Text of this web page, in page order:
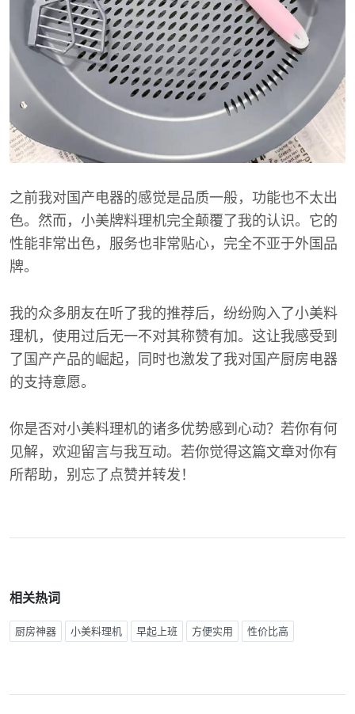
之前我对国产电器的感觉是品质一般，功能也不太出
色。然而，小美牌料理机完全颠覆了我的认识。它的
性能非常出色，服务也非常贴心，完全不亚于外国品
牌。
我的众多朋友在听了我的推荐后，纷纷购入了小美料
理机，使用过后无一不对其称赞有加。这让我感受到
了国产产品的崛起，同时也激发了我对国产厨房电器
的支持意愿。
你是否对小美料理机的诸多优势感到心动？若你有何
见解，欢迎留言与我互动。若你觉得这篇文章对你有
所帮助，别忘了点赞并转发！
相关热词
厨房神器 小美料理机 早起上班 方便实用 性价比高